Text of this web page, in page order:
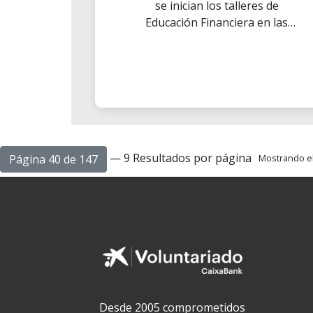
se inician los talleres de
Educación Financiera en las
Página 40 de 147 — 9 Resultados por página Mostrando
Desde 2005 comprometidos